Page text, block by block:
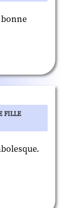
FILLE